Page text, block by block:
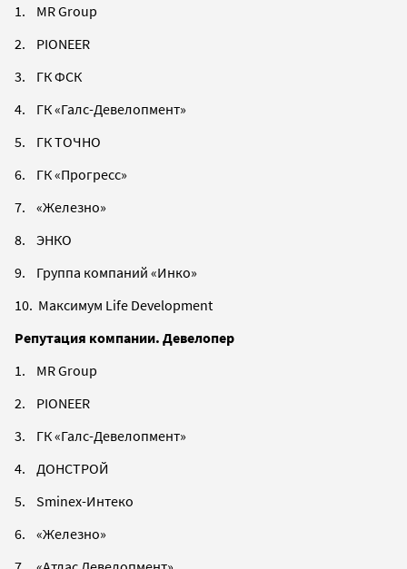
1. MR Group
2. PIONEER
3. ГК ФСК
4. ГК «Галс-Девелопмент»
5. ГК ТОЧНО
6. ГК «Прогресс»
7. «Железно»
8. ЭНКО
9. Группа компаний «Инко»
10. Максимум Life Development
Репутация компании. Девелопер
1. MR Group
2. PIONEER
3. ГК «Галс-Девелопмент»
4. ДОНСТРОЙ
5. Sminex-Интеко
6. «Железно»